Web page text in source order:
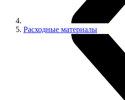
Расходные материалы